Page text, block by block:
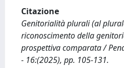
Citazione
Genitorialità plurali (al
riconoscimento della
prospettiva comparata /
- 16:(2025), pp. 105-131.